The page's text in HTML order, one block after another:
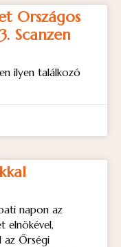
Országos
Scanzen
ilyen találkozó
napon az
elnökével,
az Őrségi